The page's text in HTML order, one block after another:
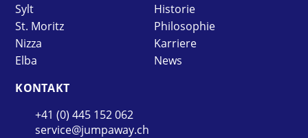
Sylt
St. Moritz
Nizza
Elba
Historie
Philosophie
Karriere
News
KONTAKT
+41 (0) 445 152 062
service@jumpaway.ch